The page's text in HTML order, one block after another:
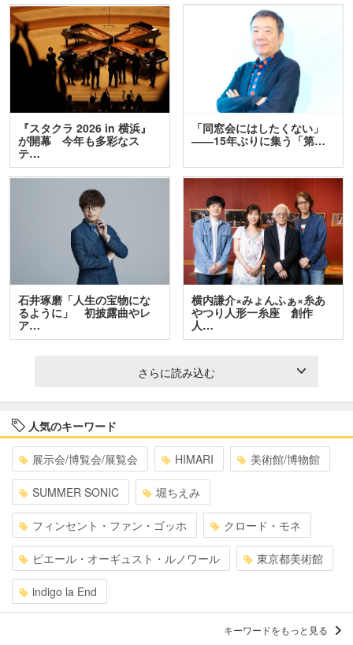
『スタクラ 2026 in 横浜』
が開幕 今年も多彩なス
テ…
「同窓会にはしたくない」
――15年ぶりに集う「第…
石井琢磨「人生の宝物にな
るように」 初披露曲やレ
ア…
横内謙介×みょんふぁ×糸あ
やつり人形一糸座 創作
人…
さらに読み込む
人気のキーワード
展示会/博覧会/展覧会 HIMARI 美術館/博物館
SUMMER SONIC 堀ちえみ
フィンセント・ファン・ゴッホ クロード・モネ
ピエール・オーギュスト・ルノワール 東京都美術館
indigo la End
キーワードをもっと見る